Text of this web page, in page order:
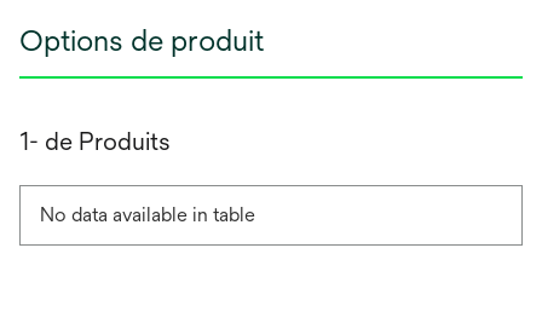
Options de produit
1- de Produits
No data available in table